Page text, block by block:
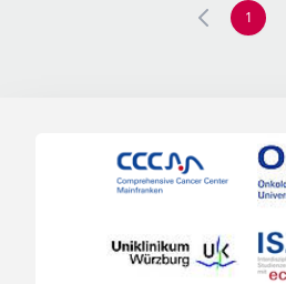
1